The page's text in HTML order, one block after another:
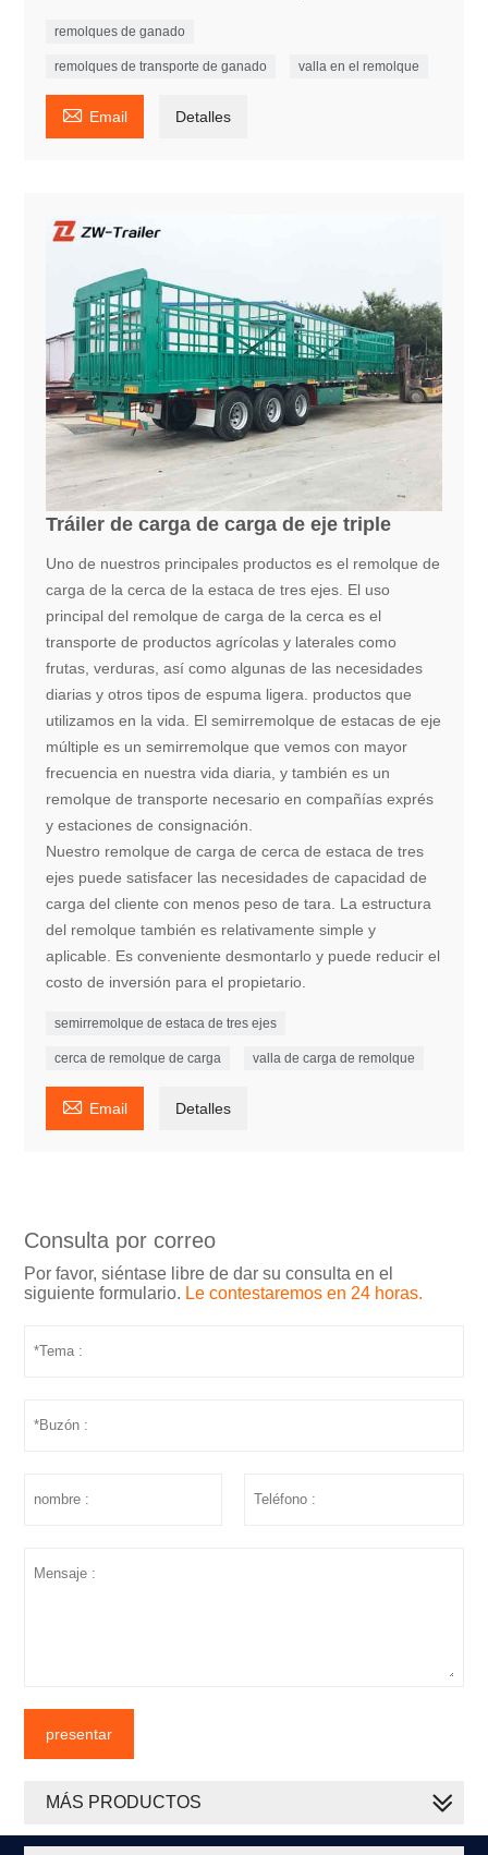
remolques de ganado
remolques de transporte de ganado valla en el remolque
 Email Detalles
Tráiler de carga de carga de eje triple
Uno de nuestros principales productos es el remolque de
carga de la cerca de la estaca de tres ejes. El uso
principal del remolque de carga de la cerca es el
transporte de productos agrícolas y laterales como
frutas, verduras, así como algunas de las necesidades
diarias y otros tipos de espuma ligera. productos que
utilizamos en la vida. El semirremolque de estacas de eje
múltiple es un semirremolque que vemos con mayor
frecuencia en nuestra vida diaria, y también es un
remolque de transporte necesario en compañías exprés
y estaciones de consignación.
Nuestro remolque de carga de cerca de estaca de tres
ejes puede satisfacer las necesidades de capacidad de
carga del cliente con menos peso de tara. La estructura
del remolque también es relativamente simple y
aplicable. Es conveniente desmontarlo y puede reducir el
costo de inversión para el propietario.
semirremolque de estaca de tres ejes
cerca de remolque de carga valla de carga de remolque
 Email Detalles
Consulta por correo
Por favor, siéntase libre de dar su consulta en el
siguiente formulario. Le contestaremos en 24 horas.
presentar
MÁS PRODUCTOS